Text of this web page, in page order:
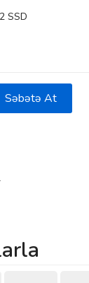
SSD
Səbətə At